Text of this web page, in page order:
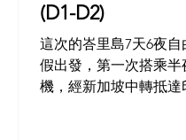
(D1-D2)
這次的峇里島7天6夜自
假出發，第一次搭乘半
機，經新加坡中轉抵達